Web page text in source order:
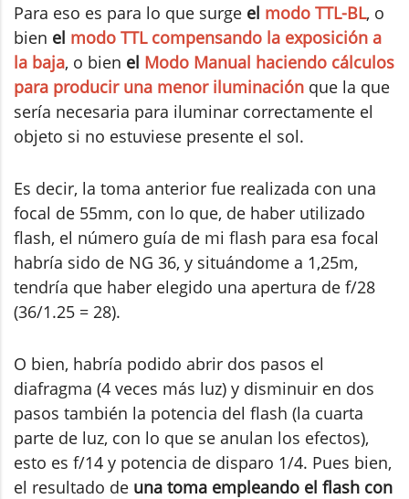
Para eso es para lo que surge el modo TTL-BL, o
bien el modo TTL compensando la exposición a
la baja, o bien el Modo Manual haciendo cálculos
para producir una menor iluminación que la que
sería necesaria para iluminar correctamente el
objeto si no estuviese presente el sol.
Es decir, la toma anterior fue realizada con una
focal de 55mm, con lo que, de haber utilizado
flash, el número guía de mi flash para esa focal
habría sido de NG 36, y situándome a 1,25m,
tendría que haber elegido una apertura de f/28
(36/1.25 = 28).
O bien, habría podido abrir dos pasos el
diafragma (4 veces más luz) y disminuir en dos
pasos también la potencia del flash (la cuarta
parte de luz, con lo que se anulan los efectos),
esto es f/14 y potencia de disparo 1/4. Pues bien,
el resultado de una toma empleando el flash con